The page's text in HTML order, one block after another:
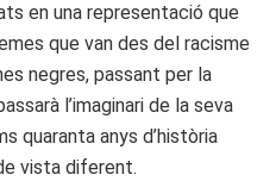
en una representació que
que van des del racisme
negres, passant per la
l’imaginari de la seva
quaranta anys d’història
vista diferent.